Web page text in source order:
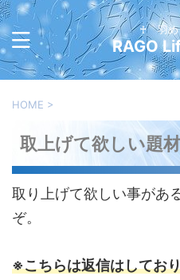
♰ 羽
RAGO
HOME >
取上げて欲しい題
取り上げて欲しい事があ
ぞ。
※こちらは返信はしてお